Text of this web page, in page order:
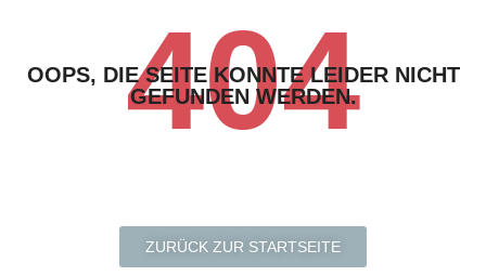
404
OOPS, DIE SEITE KONNTE LEIDER NICHT
GEFUNDEN WERDEN.
ZURÜCK ZUR STARTSEITE